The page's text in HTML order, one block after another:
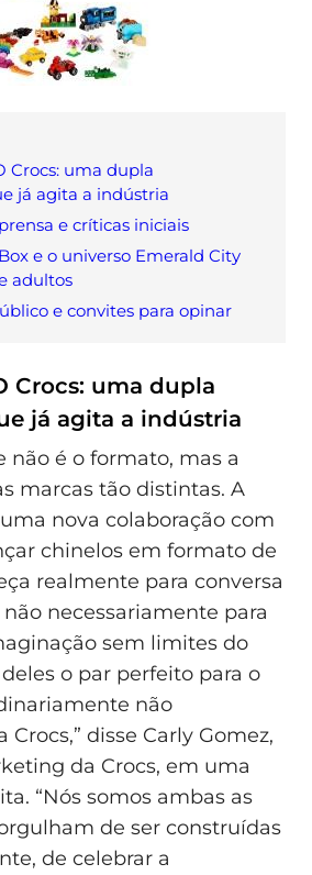
Crocs: uma dupla
já agita a indústria
e críticas iniciais
e o universo Emerald City
adultos
e convites para opinar
Crocs: uma dupla
já agita a indústria
não é o formato, mas a
marcas tão distintas. A
nova colaboração com
chinelos em formato de
realmente para conversa
necessariamente para
sem limites do
o par perfeito para o
não
disse Carly Gomez,
da Crocs, em uma
“Nós somos ambas as
de ser construídas
de celebrar a